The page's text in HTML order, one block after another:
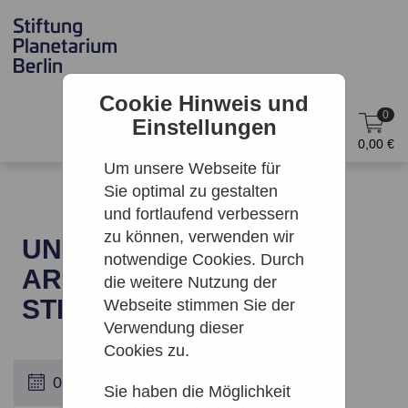
Cookie Hinweis und
Einstellungen
Um unsere Webseite für
Sie optimal zu gestalten
und fortlaufend verbessern
zu können, verwenden wir
notwendige Cookies. Durch
die weitere Nutzung der
Webseite stimmen Sie der
Verwendung dieser
Cookies zu.
Sie haben die Möglichkeit
0
0,00 €
UNENDLICHE WEITEN |
ARCHENHOLD-
STERNWARTE